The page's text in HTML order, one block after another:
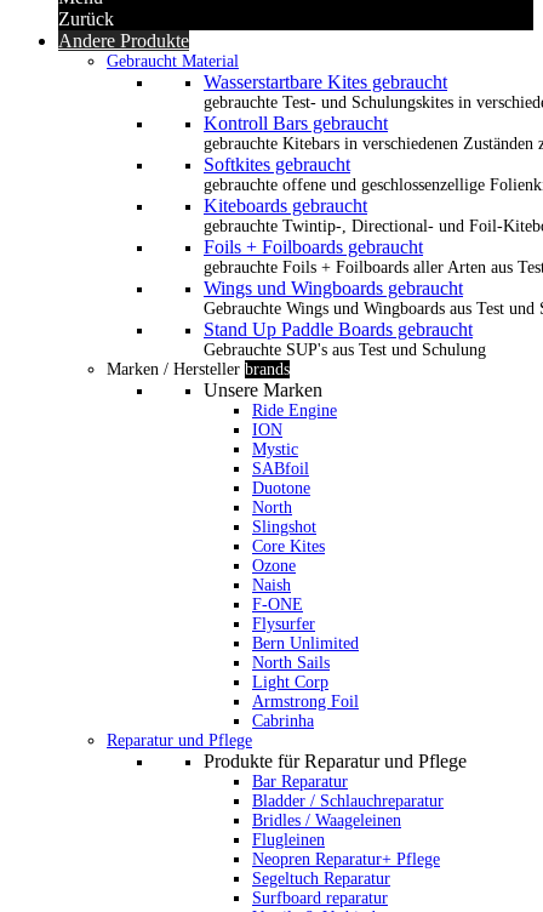
Zurück
Andere Produkte
Gebraucht Material
Wasserstartbare Kites gebraucht
gebrauchte Test- und Schulungskites in
Kontroll Bars gebraucht
gebrauchte Kitebars in verschiedenen Zuständen
Softkites gebraucht
gebrauchte offene und geschlossenzellige
Kiteboards gebraucht
gebrauchte Twintip-, Directional- und Foil-
Foils + Foilboards gebraucht
gebrauchte Foils + Foilboards aller Arten aus
Wings und Wingboards gebraucht
Gebrauchte Wings und Wingboards aus Test und
Stand Up Paddle Boards gebraucht
Gebrauchte SUP's aus Test und Schulung
Marken / Hersteller brands
Unsere Marken
Ride Engine
ION
Mystic
SABfoil
Duotone
North
Slingshot
Core Kites
Ozone
Naish
F-ONE
Flysurfer
Bern Unlimited
North Sails
Light Corp
Armstrong Foil
Cabrinha
Reparatur und Pflege
Produkte für Reparatur und Pflege
Bar Reparatur
Bladder / Schlauchreparatur
Bridles / Waageleinen
Flugleinen
Neopren Reparatur+ Pflege
Segeltuch Reparatur
Surfboard reparatur